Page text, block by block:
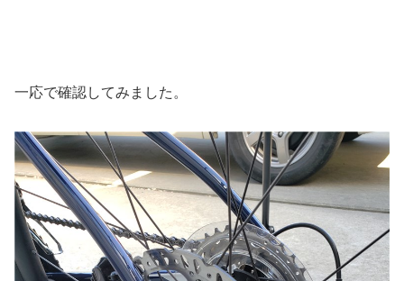
一応で確認してみました。